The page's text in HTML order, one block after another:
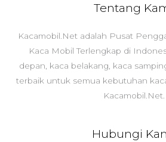
Tentang
Kacamobil.Net adalah Pusat
Kaca Mobil Terlengkap di
depan, kaca belakang, kaca
terbaik untuk semua kebutuhan
Kacamobil.Net.
Hubungi